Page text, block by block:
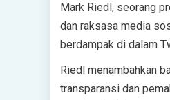
Mark Riedl, seorang
dan raksasa media
berdampak di dalam
Riedl menambahkan
transparansi dan